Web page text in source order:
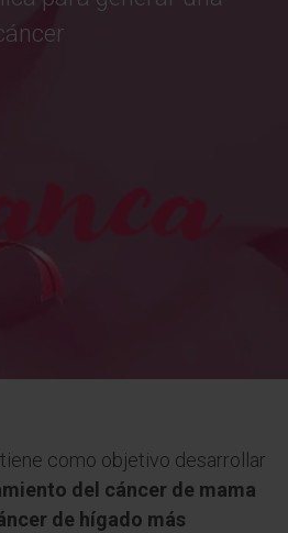
tiene como objetivo desarrollar
del cáncer de mama
de hígado más